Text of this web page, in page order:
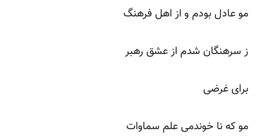
مو عادل بودم و از اهل فرهنگ
ز سرهنگان شدم از عشق رهبر
برای غرضی
مو که نا خوندمی علم سماوات